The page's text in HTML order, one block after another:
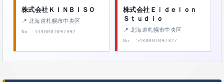
株式会社ＫＩＮＢＩＳＯ
📍 北海道札幌市中央区
No. 5430001097392
株式会社Ｅｉｄｅｌｏｎ
Ｓｔｕｄｉｏ
📍 北海道札幌市中央区
No. 5430001097327